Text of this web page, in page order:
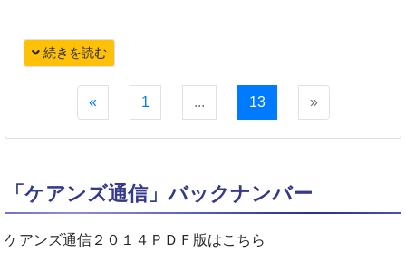
続きを読む
« 1 ... 13 »
「ケアンズ通信」バックナンバー
ケアンズ通信２０１４ＰＤＦ版はこちら